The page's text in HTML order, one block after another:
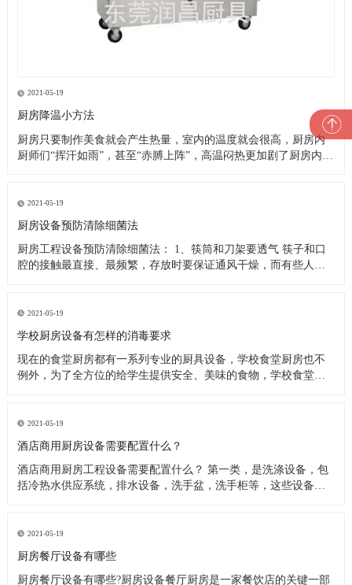
2021-05-19
厨房降温小方法
厨房只要制作美食就会产生热量，室内的温度就会很高，厨房内
厨师们“挥汗如雨”，甚至“赤膊上阵”，高温闷热更加剧了厨房内的
热，严重影响厨师们的身心健康，大大降低了他们的工作效率及
工作热情
2021-05-19
厨房设备预防清除细菌法
厨房工程设备预防清除细菌法： 1、筷筒和刀架要透气 筷子和口
腔的接触最直接、最频繁，存放时要保证通风干燥，而有些人把
筒，并把它钉在墙上或放在通风处，这样能很快把水沥干。还有
人习惯在筷子上搭
2021-05-19
学校厨房设备有怎样的消毒要求
现在的食堂厨房都有一系列专业的厨具设备，学校食堂厨房也不
例外，为了全方位的给学生提供安全、美味的食物，学校食堂厨
校食堂厨房设备清洗消毒要求 1、使用后的餐具必须在指定的餐具
洗涤槽内将食
2021-05-19
酒店商用厨房设备需要配置什么？
酒店商用厨房工程设备需要配置什么？ 第一类，是洗涤设备，包
括冷热水供应系统，排水设备，洗手盆，洗手柜等，这些设备在
类，是饮食用具，主要包括餐厅家具和饮食用具。 第三类，食物
用具。炊具，
2021-05-19
厨房餐厅设备有哪些
厨房餐厅设备有哪些?厨房设备餐厅厨房是一家餐饮店的关键一部